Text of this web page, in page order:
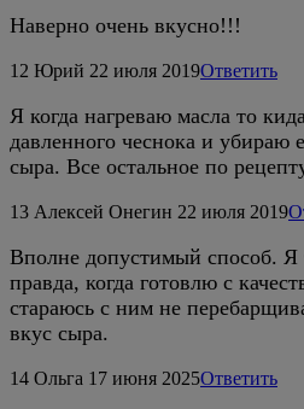
Наверно очень вкусно!!!
12 Юрий 22 июля 2019Ответить
Я когда нагреваю масла то
давленного чеснока и убираю
сыра. Все остальное по
13 Алексей Онегин 22 июля 2019
Вполне допустимый способ.
правда, когда готовлю с
стараюсь с ним не
вкус сыра.
14 Ольга 17 июня 2025Ответить